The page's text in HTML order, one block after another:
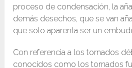
proceso de condensación, la
demás desechos, que se van
que solo aparenta ser un
Con referencia a los tornados
conocidos como los tornados